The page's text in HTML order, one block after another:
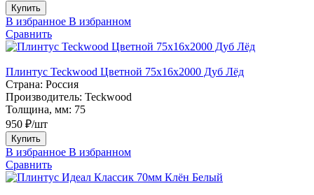
Купить
В избранное В избранном
Сравнить
Плинтус Teckwood Цветной 75х16х2000 Дуб Лёд
Страна: Россия
Производитель: Teckwood
Толщина, мм: 75
950 ₽/шт
Купить
В избранное В избранном
Сравнить